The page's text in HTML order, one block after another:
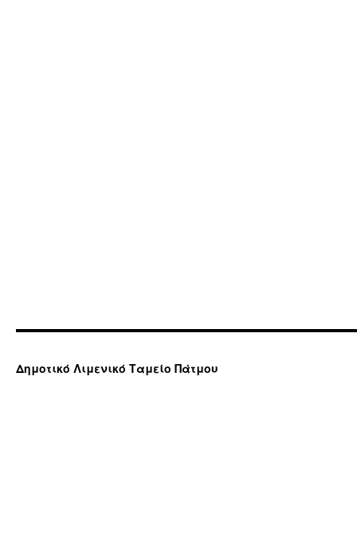
Δημοτικό Λιμενικό Ταμείο Πάτμου